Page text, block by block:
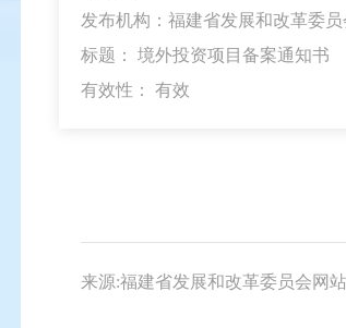
发布机构：福建省发展和改革委员
标题： 境外投资项目备案通知书
有效性： 有效
来源:福建省发展和改革委员会网站